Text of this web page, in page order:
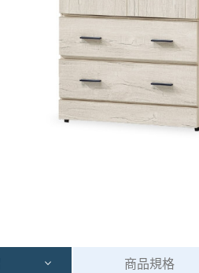
商品規格